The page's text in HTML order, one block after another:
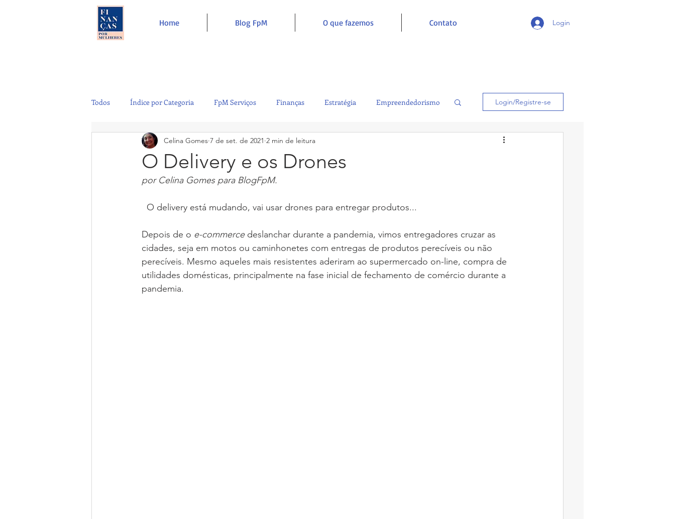
Home Blog FpM O que fazemos Contato Login
Todos Índice por Categoria FpM Serviços Finanças Estratégia Empreendedorismo
Tecnologia Controladoria Sustentabilidade Administração
Café e Amigos Top 12
Login/Registre-se
O Delivery e os Drones
Celina Gomes 7 de set. de 2021 2 min de leitura
por Celina Gomes para BlogFpM.
  O delivery está mudando, vai usar drones para entregar produtos...
Depois de o e-commerce deslanchar durante a pandemia, vimos entregadores cruzar as
cidades, seja em motos ou caminhonetes com entregas de produtos perecíveis ou não
perecíveis. Mesmo aqueles mais resistentes aderiram ao supermercado on-line, compra de
utilidades domésticas, principalmente na fase inicial de fechamento de comércio durante a
pandemia.